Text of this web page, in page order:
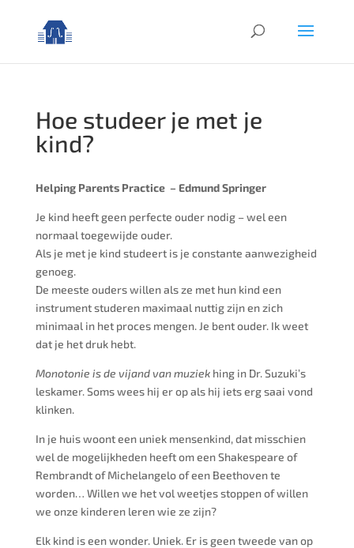
Hoe studeer je met je
kind?
Helping Parents Practice – Edmund Springer
Je kind heeft geen perfecte ouder nodig – wel een
normaal toegewijde ouder.
Als je met je kind studeert is je constante aanwezigheid
genoeg.
De meeste ouders willen als ze met hun kind een
instrument studeren maximaal nuttig zijn en zich
minimaal in het proces mengen. Je bent ouder. Ik weet
dat je het druk hebt.
Monotonie is de vijand van muziek hing in Dr. Suzuki’s
leskamer. Soms wees hij er op als hij iets erg saai vond
klinken.
In je huis woont een uniek mensenkind, dat misschien
wel de mogelijkheden heeft om een Shakespeare of
Rembrandt of Michelangelo of een Beethoven te
worden… Willen we het vol weetjes stoppen of willen
we onze kinderen leren wie ze zijn?
Elk kind is een wonder. Uniek. Er is geen tweede van op